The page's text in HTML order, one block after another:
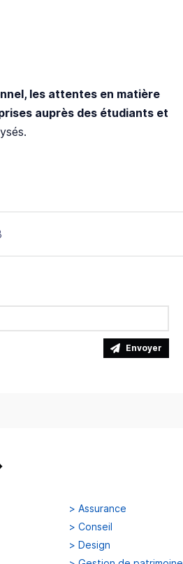
les attentes en matière
auprès des étudiants et
Envoyer
> Assurance
> Conseil
> Design